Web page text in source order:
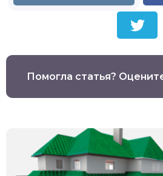
Помогла статья?